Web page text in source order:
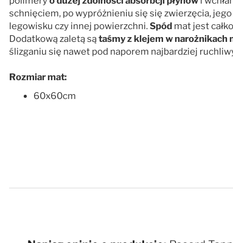
schnięciem, po wypróżnieniu się się zwierzęcia,
legowisku czy innej powierzchni.Spód mat jest
Dodatkową zaletą sątaśmy z klejem w narożnikach
ślizganiu się nawet pod naporem najbardziej
Rozmiar mat:
60x60cm